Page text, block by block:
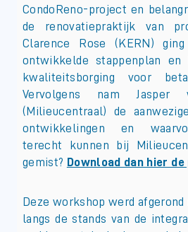
CondoReno-project en
de renovatiepraktijk van
Clarence Rose (KERN)
ontwikkelde stappenplan
kwaliteitsborging voor
Vervolgens nam
(Milieucentraal) de
ontwikkelingen en
terecht kunnen bij
gemist? Download dan hier
Deze workshop werd
langs de stands van de